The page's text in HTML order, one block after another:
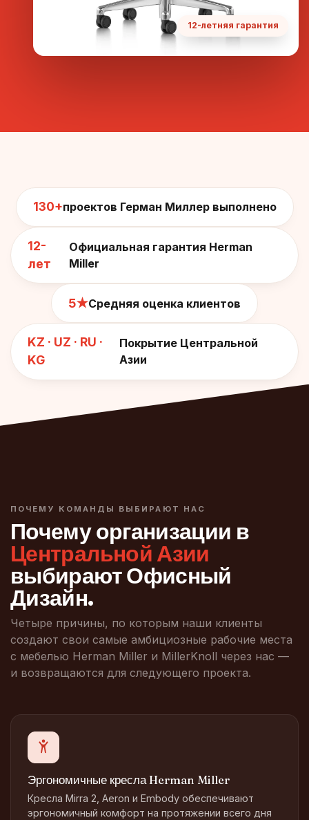
12-летняя гарантия
130+проектов Герман Миллер выполнено
12-
лет
Официальная гарантия Herman
Miller
5★Средняя оценка клиентов
KZ · UZ · RU ·
KG
Покрытие Центральной
Азии
ПОЧЕМУ КОМАНДЫ ВЫБИРАЮТ НАС
Почему организации в
Центральной Азии
выбирают Офисный
Дизайн.
Четыре причины, по которым наши клиенты
создают свои самые амбициозные рабочие места
с мебелью Herman Miller и MillerKnoll через нас —
и возвращаются для следующего проекта.
Эргономичные кресла Herman Miller
Кресла Mirra 2, Aeron и Embody обеспечивают
эргономичный комфорт на протяжении всего дня